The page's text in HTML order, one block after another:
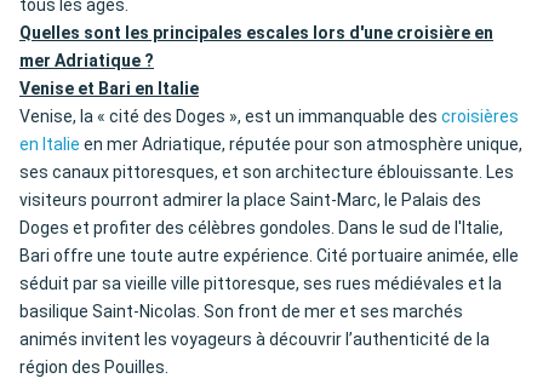
tous les âges.
Quelles sont les principales escales lors d'une croisière en
mer Adriatique ?
Venise et Bari en Italie
Venise, la « cité des Doges », est un immanquable des croisières
en Italie en mer Adriatique, réputée pour son atmosphère unique,
ses canaux pittoresques, et son architecture éblouissante. Les
visiteurs pourront admirer la place Saint-Marc, le Palais des
Doges et profiter des célèbres gondoles. Dans le sud de l'Italie,
Bari offre une toute autre expérience. Cité portuaire animée, elle
séduit par sa vieille ville pittoresque, ses rues médiévales et la
basilique Saint-Nicolas. Son front de mer et ses marchés
animés invitent les voyageurs à découvrir l’authenticité de la
région des Pouilles.